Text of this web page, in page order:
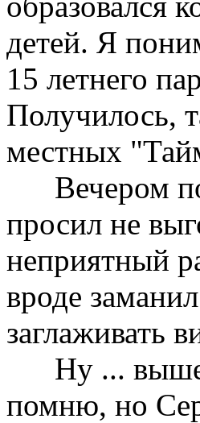
детей. Я
15 летнего
Получилось,
местных
Вечером
просил не
неприятный
вроде
заглаживать
Ну ... вышел
помню, но